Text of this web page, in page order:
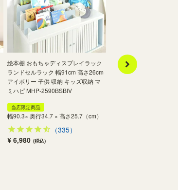
絵本棚 おもちゃディスプレイラック
ランドセルラック 幅91cm 高さ26cm
アイボリー 子供 収納 キッズ収納 マ
ミハピ MHP-2590BSBIV
当店限定商品
幅90.3× 奥行34.7 × 高さ25.7（cm）
（335）
¥ 6,980 (税込)
オープンラック シェル
さ200cm グレー 大型 本